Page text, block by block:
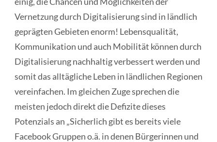
Vernetzung durch Digitalisierung sind in ländlich
geprägten Gebieten enorm! Lebensqualität,
Kommunikation und auch Mobilität können durch
Digitalisierung nachhaltig verbessert werden und
somit das alltägliche Leben in ländlichen Regionen
vereinfachen. Im gleichen Zuge sprechen die
meisten jedoch direkt die Defizite dieses
Potenzials an „Sicherlich gibt es bereits viele
Facebook Gruppen o.ä. in denen Bürgerinnen und